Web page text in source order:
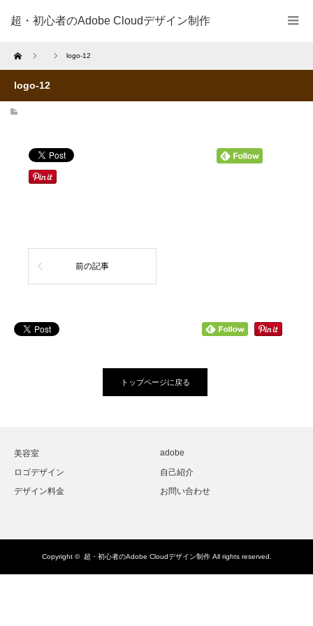
超・初心者のAdobe Cloudデザイン制作
Home logo-12
logo-12
前の記事
トップページに戻る
美容室
adobe
ロゴデザイン
自己紹介
デザイン料金
お問い合わせ
Copyright © 超・初心者のAdobe Cloudデザイン制作All rights reserved.